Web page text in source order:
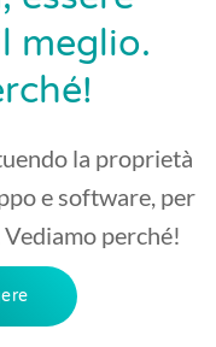
meglio.
la proprietà
e software, per
perché!